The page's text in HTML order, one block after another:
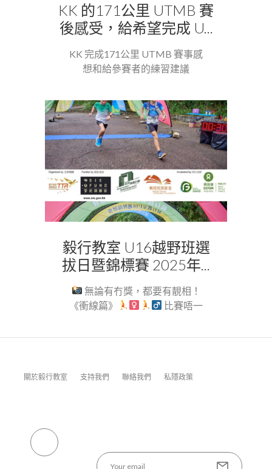
KK 的171公里 UTMB 賽
後感受，給希望完成 U...
KK 完成171公里 UTMB 賽事感
想和給參賽者的練習建議
毅行教室 U16越野班選
拔日暨錦標賽 2025年...
無論有冇獎，都要有靚相！
《衝線篇》
比賽唔一
關於毅行教室 支持我們 聯絡我們 私隱政策